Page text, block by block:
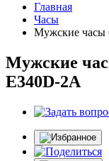
Главная
Часы
Мужские часы
Мужские
E340D-2A